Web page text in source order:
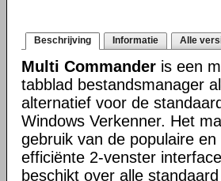
Beschrijving Informatie Alle
Multi Commander is een
tabblad bestandsmanager
alternatief voor de standaard
Windows Verkenner. Het
gebruik van de populaire en
efficiënte 2-venster
beschikt over alle standaard